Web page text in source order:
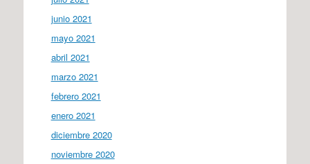
junio 2021
mayo 2021
abril 2021
marzo 2021
febrero 2021
enero 2021
diciembre 2020
noviembre 2020